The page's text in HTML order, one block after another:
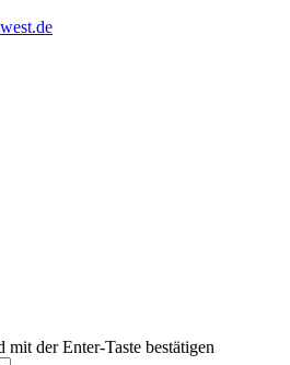
der Enter-Taste bestätigen